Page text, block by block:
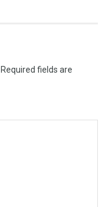
Required fields are